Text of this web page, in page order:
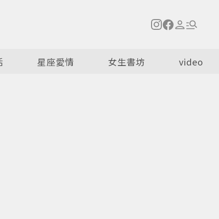
星座愛情 女生書坊 video